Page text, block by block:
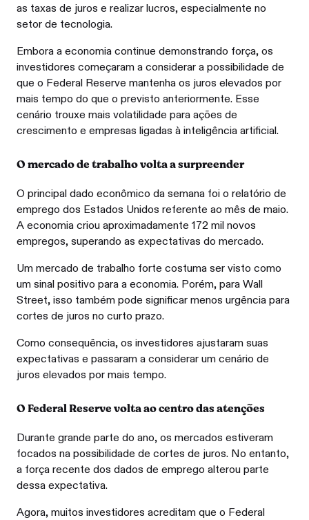
as taxas de juros e realizar lucros, especialmente no
setor de tecnologia.
Embora a economia continue demonstrando força, os
investidores começaram a considerar a possibilidade de
que o Federal Reserve mantenha os juros elevados por
mais tempo do que o previsto anteriormente. Esse
cenário trouxe mais volatilidade para ações de
crescimento e empresas ligadas à inteligência artificial.
O mercado de trabalho volta a surpreender
O principal dado econômico da semana foi o relatório de
emprego dos Estados Unidos referente ao mês de maio.
A economia criou aproximadamente 172 mil novos
empregos, superando as expectativas do mercado.
Um mercado de trabalho forte costuma ser visto como
um sinal positivo para a economia. Porém, para Wall
Street, isso também pode significar menos urgência para
cortes de juros no curto prazo.
Como consequência, os investidores ajustaram suas
expectativas e passaram a considerar um cenário de
juros elevados por mais tempo.
O Federal Reserve volta ao centro das atenções
Durante grande parte do ano, os mercados estiveram
focados na possibilidade de cortes de juros. No entanto,
a força recente dos dados de emprego alterou parte
dessa expectativa.
Agora, muitos investidores acreditam que o Federal